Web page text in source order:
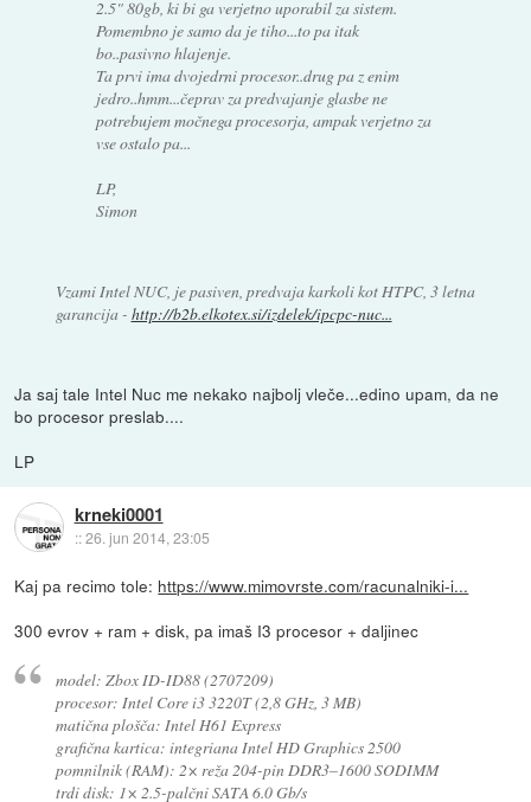
2.5" 80gb, ki bi ga verjetno uporabil za sistem.
Pomembno je samo da je tiho...to pa itak
bo..pasivno hlajenje.
Ta prvi ima dvojedrni procesor..drug pa z enim
jedro..hmm...čeprav za predvajanje glasbe ne
potrebujem močnega procesorja, ampak verjetno za
vse ostalo pa...
LP,
Simon
Vzami Intel NUC, je pasiven, predvaja karkoli kot HTPC, 3 letna
garancija - http://b2b.elkotex.si/izdelek/ipcpc-nuc...
Ja saj tale Intel Nuc me nekako najbolj vleče...edino upam, da ne
bo procesor preslab....
LP
krneki0001
::26. jun 2014, 23:05
Kaj pa recimo tole: https://www.mimovrste.com/racunalniki-i...
300 evrov + ram + disk, pa imaš I3 procesor + daljinec
model: Zbox ID-ID88 (2707209)
procesor: Intel Core i3 3220T (2,8 GHz, 3 MB)
matična plošča: Intel H61 Express
grafična kartica: integriana Intel HD Graphics 2500
pomnilnik (RAM): 2× reža 204-pin DDR3–1600 SODIMM
trdi disk: 1× 2.5-palčni SATA 6.0 Gb/s